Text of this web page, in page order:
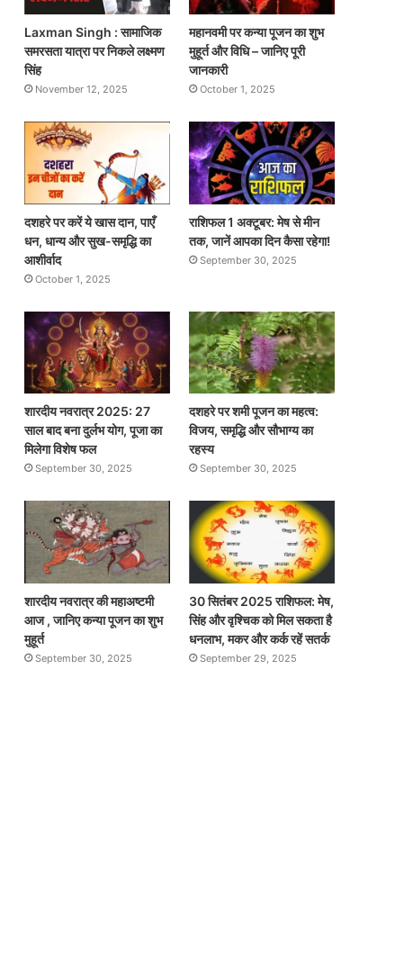
Laxman Singh : सामाजिक
समरसता यात्रा पर निकले लक्ष्मण
सिंह
November 12, 2025
महानवमी पर कन्या पूजन का शुभ
मुहूर्त और विधि – जानिए पूरी
जानकारी
October 1, 2025
दशहरे पर करें ये खास दान, पाएँ
धन, धान्य और सुख-समृद्धि का
आशीर्वाद
October 1, 2025
राशिफल 1 अक्टूबर: मेष से मीन
तक, जानें आपका दिन कैसा रहेगा!
September 30, 2025
शारदीय नवरात्र 2025: 27
साल बाद बना दुर्लभ योग, पूजा का
मिलेगा विशेष फल
September 30, 2025
दशहरे पर शमी पूजन का महत्व:
विजय, समृद्धि और सौभाग्य का
रहस्य
September 30, 2025
शारदीय नवरात्र की महाअष्टमी
आज , जानिए कन्या पूजन का शुभ
मुहूर्त
September 30, 2025
30 सितंबर 2025 राशिफल: मेष,
सिंह और वृश्चिक को मिल सकता है
धनलाभ, मकर और कर्क रहें सतर्क
September 29, 2025